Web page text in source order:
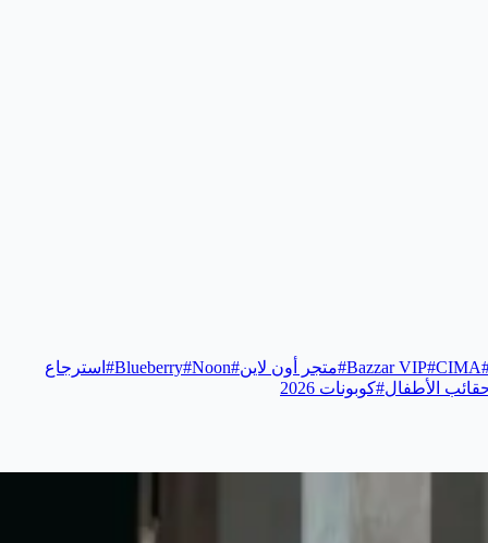
Bazzar VIP#CIMA
#متجر أون لاين#
Blueberry#Noon
# استرجاع
الأطفال#كوبونات 2026